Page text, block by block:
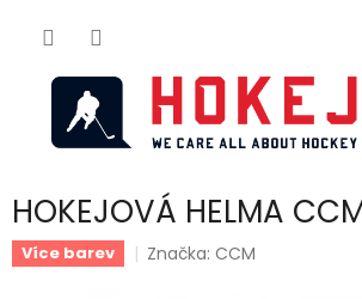
HOKEJOVÁ HELMA
Více barev Značka:CCM